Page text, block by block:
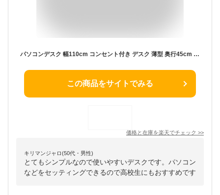
パソコンデスク 幅110cm コンセント付き デスク 薄型 奥行45cm テーブル 学習机 勉強机 作業台 スリム 作業机 収納 棚付きおしゃれ家具 学習デスク かわいい シンプル 木製 北欧 ワークデスク 一人暮らし 入学祝い 子供部屋 PCデスク テレワーク
この商品をサイトでみる
価格と在庫を楽天でチェック >>
キリマンジャロ(50代・男性)
とてもシンプルなので使いやすいデスクです。パソコン
などをセッティングできるので高校生にもおすすめです